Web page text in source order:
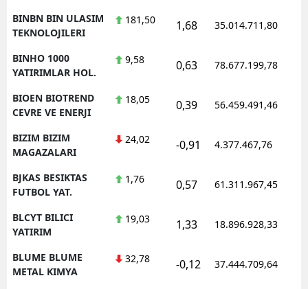
BINBN BIN ULASIM
TEKNOLOJILERI
181,50 1,68 35.014.711,80
BINHO 1000
YATIRIMLAR HOL.
9,58 0,63 78.677.199,78
BIOEN BIOTREND
CEVRE VE ENERJI
18,05 0,39 56.459.491,46
BIZIM BIZIM
MAGAZALARI
24,02 -0,91 4.377.467,76
BJKAS BESIKTAS
FUTBOL YAT.
1,76 0,57 61.311.967,45
BLCYT BILICI
YATIRIM
19,03 1,33 18.896.928,33
BLUME BLUME
METAL KIMYA
32,78 -0,12 37.444.709,64